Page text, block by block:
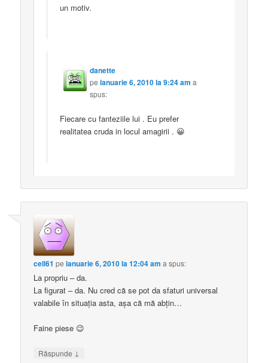
un motiv.
danette
peianuarie 6, 2010 la 9:24 am a
spus:
Fiecare cu fanteziile lui . Eu prefer
realitatea cruda in locul amagirii . 😀
cell61 peianuarie 6, 2010 la 12:04 am a spus:
La propriu – da.
La figurat – da. Nu cred că se pot da sfaturi universal
valabile în situația asta, așa că mă abțin…
Faine piese 😉
Răspunde ↓